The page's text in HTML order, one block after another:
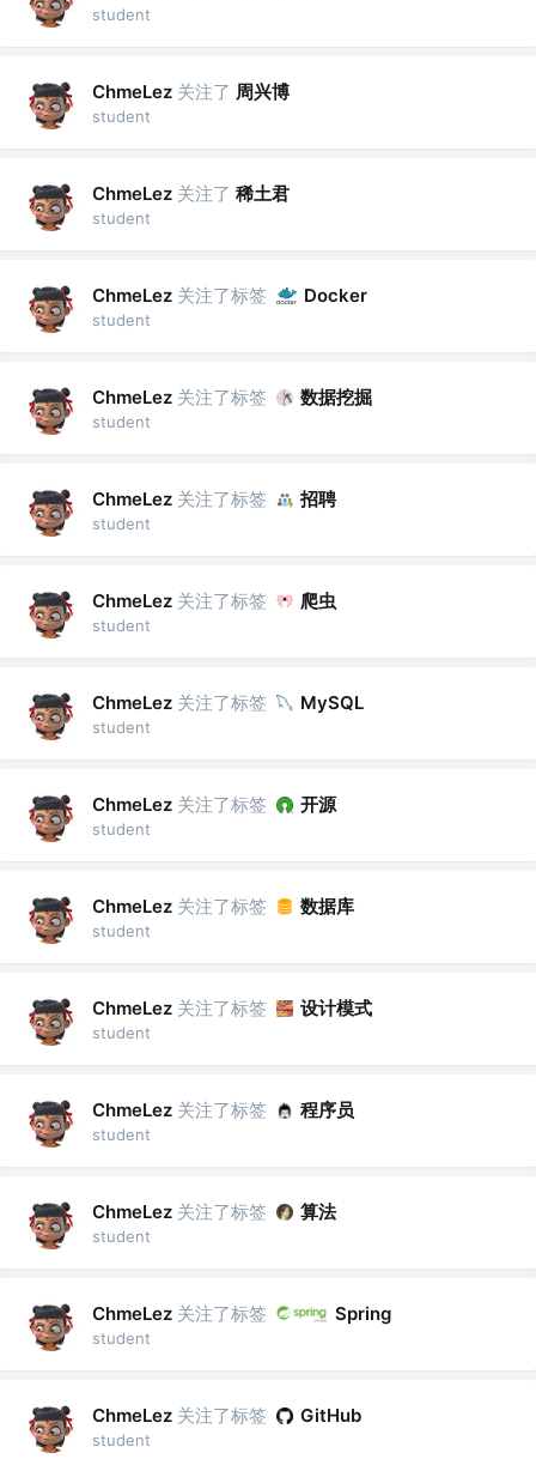
student
ChmeLez 关注了 周兴博
student
ChmeLez 关注了 稀土君
student
ChmeLez 关注了标签 Docker
student
ChmeLez 关注了标签 数据挖掘
student
ChmeLez 关注了标签 招聘
student
ChmeLez 关注了标签 爬虫
student
ChmeLez 关注了标签 MySQL
student
ChmeLez 关注了标签 开源
student
ChmeLez 关注了标签 数据库
student
ChmeLez 关注了标签 设计模式
student
ChmeLez 关注了标签 程序员
student
ChmeLez 关注了标签 算法
student
ChmeLez 关注了标签 Spring
student
ChmeLez 关注了标签 GitHub
student